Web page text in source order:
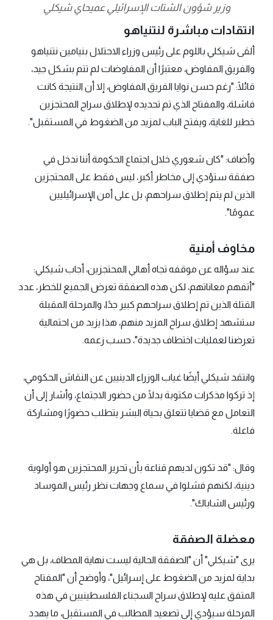
وزير شؤون الشتات الإسرائيلي عميحاي شيكلي
انتقادات مباشرة لنتنياهو
ألقى شيكلي باللوم على رئيس وزراء الاحتلال بنيامين نتنياهو
والفريق المفاوض، معتبرًا أن المفاوضات لم تتم بشكل جيد،
قائلًا: "رغم حسن نوايا الفريق المفاوض، إلا أن النتيجة كانت
فاشلة، والمفتاح الذي تم تحديده لإطلاق سراح المحتجزين
خطير للغاية، ويفتح الباب لمزيد من الضغوط في المستقبل".
وأضاف: "كان شعوري خلال اجتماع الحكومة أننا ندخل في
صفقة ستؤدي إلى مخاطر أكبر، ليس فقط على المحتجزين
الذين لم يتم إطلاق سراحهم، بل على أمن الإسرائيليين
عمومًا".
مخاوف أمنية
عند سؤاله عن موقفه تجاه أهالي المحتجزين، أجاب شيكلي:
"أتفهم معاناتهم، لكن هذه الصفقة تعرض الجميع للخطر، عدد
القتلة الذين تم إطلاق سراحهم كبير جدًا، والمرحلة المقبلة
ستشهد إطلاق سراح المزيد منهم، هذا يزيد من احتمالية
تعرضنا لعمليات اختطاف جديدة"، حسب زعمه.
وانتقد شيكلي أيضًا غياب الوزراء الدينيين عن النقاش الحكومي،
إذ تركوا مذكرات مكتوبة بدلًا من حضور الاجتماع، وأشار إلى أن
التعامل مع قضايا تتعلق بحياة البشر يتطلب حضورًا ومشاركة
فاعلة.
وقال: "قد تكون لديهم قناعة بأن تحرير المحتجزين هو أولوية
دينية، لكنهم فشلوا في سماع وجهات نظر رئيس الموساد
ورئيس الشاباك".
معضلة الصفقة
يرى "شيكلي" أن "الصفقة الحالية ليست نهاية المطاف، بل هي
بداية لمزيد من الضغوط على إسرائيل"، وأوضح أن "المفتاح
المتفق عليه لإطلاق سراح السجناء الفلسطينيين في هذه
المرحلة سيؤدي إلى تصعيد المطالب في المستقبل، ما يهدد